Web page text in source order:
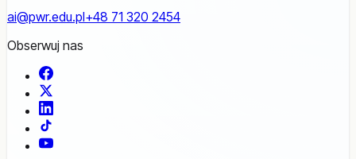
ai@pwr.edu.pl+48 71 320 2454
Obserwuj nas
Facebook
YouTube